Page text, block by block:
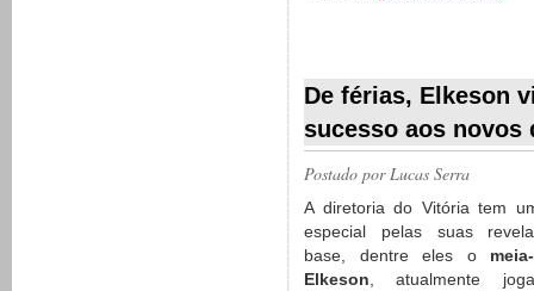
De férias, Elkeson
sucesso aos
Postado porLucas Serra
A diretoria do Vitória tem
especial pelas suas
base, dentre eles o
Elkeson , atualmente